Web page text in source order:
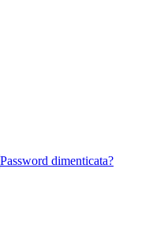
Password dimenticata?